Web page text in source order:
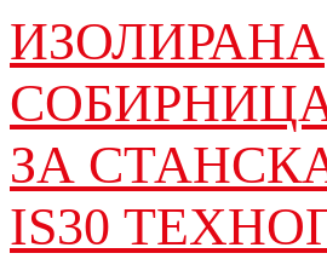
ИЗОЛИРАНА
ЗА
IS30